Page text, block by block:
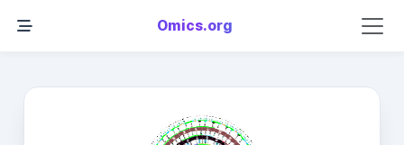
Omics.org